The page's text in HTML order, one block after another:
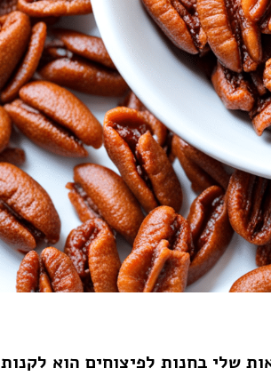
שלי בחנות לפיצוחים הוא לקנות